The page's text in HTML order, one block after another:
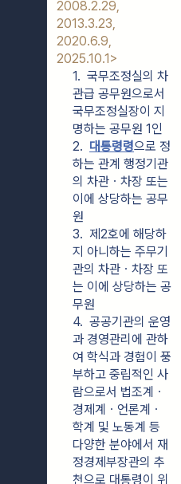
2008.2.29,
2013.3.23,
2020.6.9,
2025.10.1>
1.  국무조정실의 차
관급 공무원으로서
국무조정실장이 지
명하는 공무원 1인
2. 대통령령으로 정
하는 관계 행정기관
의 차관ㆍ차장 또는
이에 상당하는 공무
원
3.  제2호에 해당하
지 아니하는 주무기
관의 차관ㆍ차장 또
는 이에 상당하는 공
무원
4.  공공기관의 운영
과 경영관리에 관하
여 학식과 경험이 풍
부하고 중립적인 사
람으로서 법조계ㆍ
경제계ㆍ언론계ㆍ
학계 및 노동계 등
다양한 분야에서 재
정경제부장관의 추
천으로 대통령이 위